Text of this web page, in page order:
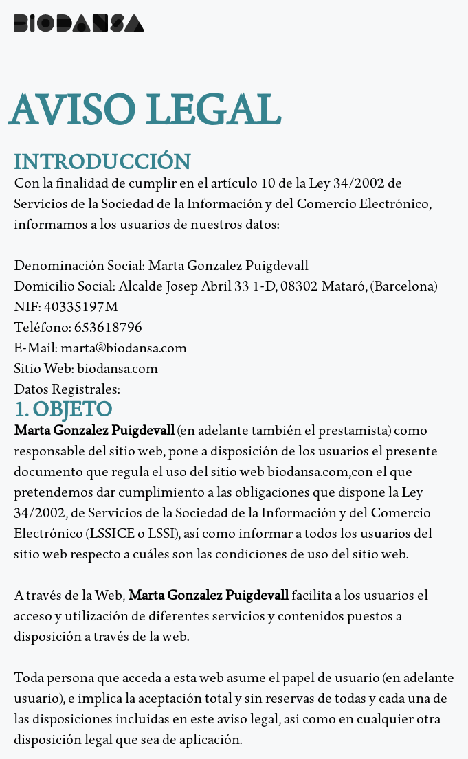
AVISO LEGAL
INTRODUCCIÓN
Con la finalidad de cumplir en el artículo 10 de la Ley 34/2002 de
Servicios de la Sociedad de la Información y del Comercio Electrónico,
informamos a los usuarios de nuestros datos:
Denominación Social: Marta Gonzalez Puigdevall
Domicilio Social: Alcalde Josep Abril 33 1-D, 08302 Mataró, (Barcelona)
NIF: 40335197M
Teléfono: 653618796
E-Mail: marta@biodansa.com
Sitio Web: biodansa.com
Datos Registrales:
1. OBJETO
Marta Gonzalez Puigdevall(en adelante también el prestamista) como
responsable del sitio web, pone a disposición de los usuarios el presente
documento que regula el uso del sitio web biodansa.com,con el que
pretendemos dar cumplimiento a las obligaciones que dispone la Ley
34/2002, de Servicios de la Sociedad de la Información y del Comercio
Electrónico (LSSICE o LSSI), así como informar a todos los usuarios del
sitio web respecto a cuáles son las condiciones de uso del sitio web.
A través de la Web, Marta Gonzalez Puigdevallfacilita a los usuarios el
acceso y utilización de diferentes servicios y contenidos puestos a
disposición a través de la web.
Toda persona que acceda a esta web asume el papel de usuario (en adelante
usuario), e implica la aceptación total y sin reservas de todas y cada una de
las disposiciones incluidas en este aviso legal, así como en cualquier otra
disposición legal que sea de aplicación.